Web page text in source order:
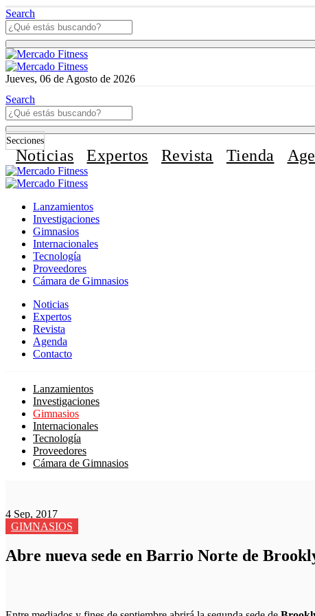
Search
Jueves, 06 de Agosto de 2026
Search
Secciones
Noticias Expertos Revista Tienda
Lanzamientos
Investigaciones
Gimnasios
Internacionales
Tecnología
Proveedores
Cámara de Gimnasios
Noticias
Expertos
Revista
Agenda
Contacto
Lanzamientos
Investigaciones
Gimnasios
Internacionales
Tecnología
Proveedores
Cámara de Gimnasios
4 Sep, 2017
GIMNASIOS
Abre nueva sede en Barrio Norte de